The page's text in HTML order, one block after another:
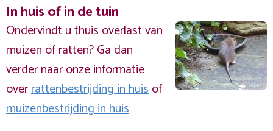
In huis of in de tuin
Ondervindt u thuis overlast van
muizen of ratten? Ga dan
verder naar onze informatie
overrattenbestrijding in huisof
muizenbestrijding in huis